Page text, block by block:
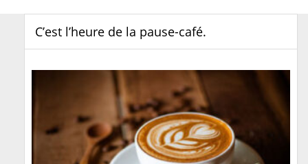
C’est l’heure de la pause-café.